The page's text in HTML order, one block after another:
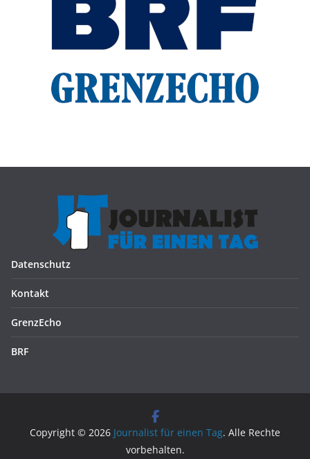
Datenschutz
Kontakt
GrenzEcho
BRF
Copyright © 2026 Journalist für einen Tag. Alle Rechte
vorbehalten.